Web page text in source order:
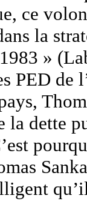
ce
la
»
PED de
la dette